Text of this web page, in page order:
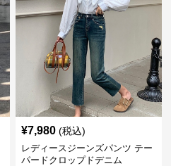
¥7,980 (税込)
レディースジーンズパンツ テー
パードクロップドデニム